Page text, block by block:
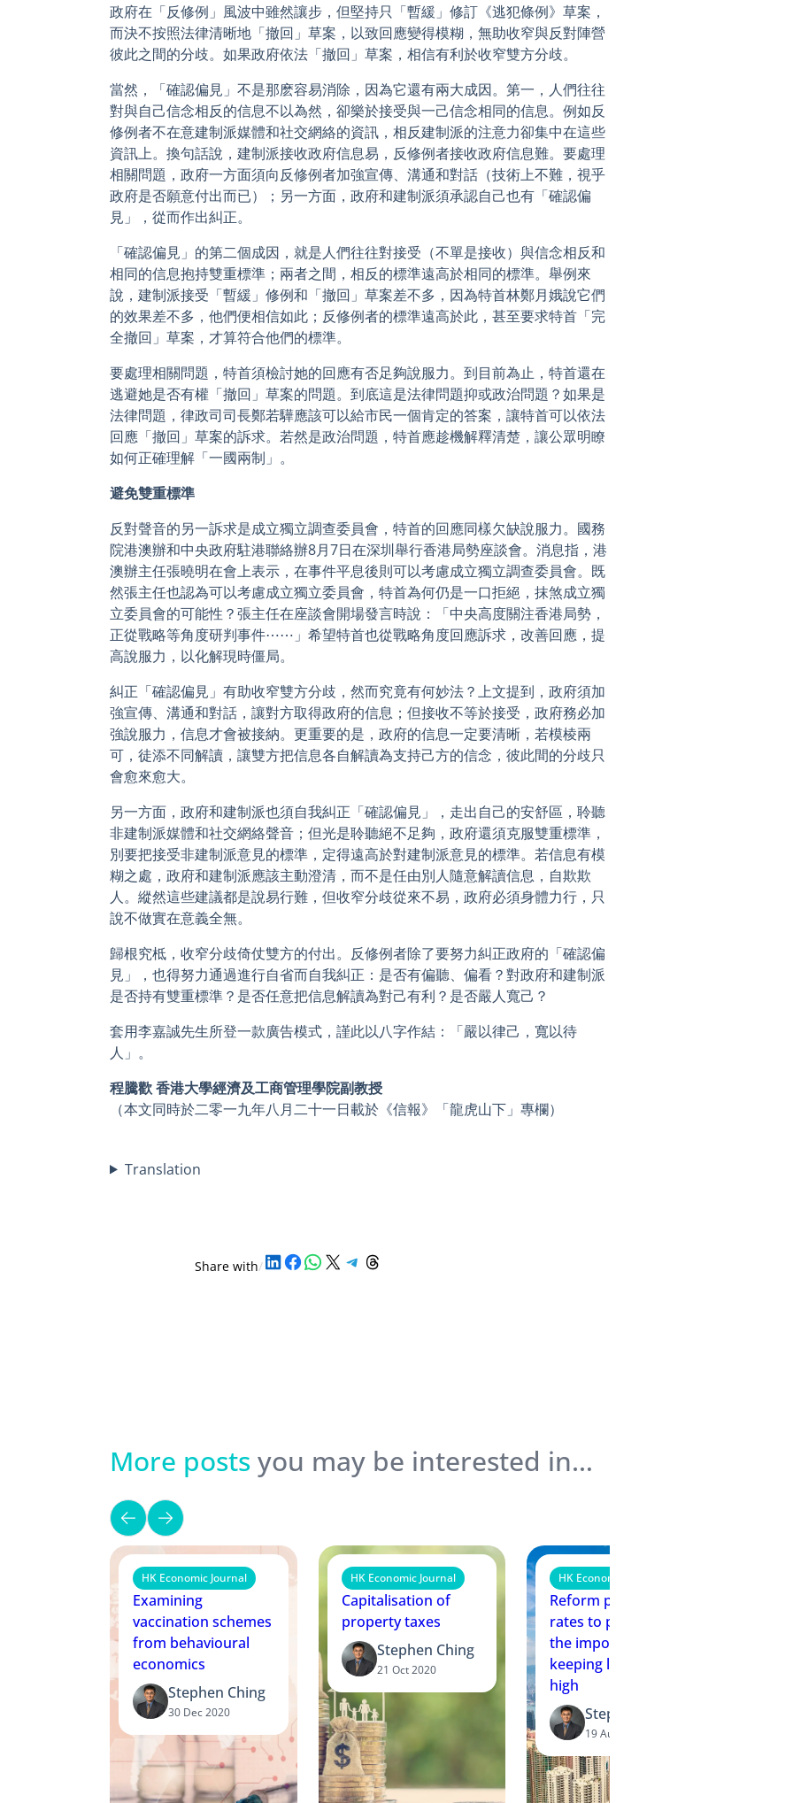
政府在「反修例」風波中雖然讓步，但堅持只「暫緩」修訂《逃犯條例》草案，
而決不按照法律清晰地「撤回」草案，以致回應變得模糊，無助收窄與反對陣營
彼此之間的分歧。如果政府依法「撤回」草案，相信有利於收窄雙方分歧。
當然，「確認偏見」不是那麽容易消除，因為它還有兩大成因。第一，人們往往
對與自己信念相反的信息不以為然，卻樂於接受與一己信念相同的信息。例如反
修例者不在意建制派媒體和社交網絡的資訊，相反建制派的注意力卻集中在這些
資訊上。換句話說，建制派接收政府信息易，反修例者接收政府信息難。要處理
相關問題，政府一方面須向反修例者加強宣傳、溝通和對話（技術上不難，視乎
政府是否願意付出而已）；另一方面，政府和建制派須承認自己也有「確認偏
見」，從而作出糾正。
「確認偏見」的第二個成因，就是人們往往對接受（不單是接收）與信念相反和
相同的信息抱持雙重標準；兩者之間，相反的標準遠高於相同的標準。舉例來
說，建制派接受「暫緩」修例和「撤回」草案差不多，因為特首林鄭月娥說它們
的效果差不多，他們便相信如此；反修例者的標準遠高於此，甚至要求特首「完
全撤回」草案，才算符合他們的標準。
要處理相關問題，特首須檢討她的回應有否足夠說服力。到目前為止，特首還在
逃避她是否有權「撤回」草案的問題。到底這是法律問題抑或政治問題？如果是
法律問題，律政司司長鄭若驊應該可以給市民一個肯定的答案，讓特首可以依法
回應「撤回」草案的訴求。若然是政治問題，特首應趁機解釋清楚，讓公眾明瞭
如何正確理解「一國兩制」。
避免雙重標準
反對聲音的另一訴求是成立獨立調查委員會，特首的回應同樣欠缺說服力。國務
院港澳辦和中央政府駐港聯絡辦8月7日在深圳舉行香港局勢座談會。消息指，港
澳辦主任張曉明在會上表示，在事件平息後則可以考慮成立獨立調查委員會。既
然張主任也認為可以考慮成立獨立委員會，特首為何仍是一口拒絕，抹煞成立獨
立委員會的可能性？張主任在座談會開場發言時說：「中央高度關注香港局勢，
正從戰略等角度研判事件⋯⋯」希望特首也從戰略角度回應訴求，改善回應，提
高說服力，以化解現時僵局。
糾正「確認偏見」有助收窄雙方分歧，然而究竟有何妙法？上文提到，政府須加
強宣傳、溝通和對話，讓對方取得政府的信息；但接收不等於接受，政府務必加
強說服力，信息才會被接納。更重要的是，政府的信息一定要清晰，若模棱兩
可，徒添不同解讀，讓雙方把信息各自解讀為支持己方的信念，彼此間的分歧只
會愈來愈大。
另一方面，政府和建制派也須自我糾正「確認偏見」，走出自己的安舒區，聆聽
非建制派媒體和社交網絡聲音；但光是聆聽絕不足夠，政府還須克服雙重標準，
別要把接受非建制派意見的標準，定得遠高於對建制派意見的標準。若信息有模
糊之處，政府和建制派應該主動澄清，而不是任由別人隨意解讀信息，自欺欺
人。縱然這些建議都是說易行難，但收窄分歧從來不易，政府必須身體力行，只
說不做實在意義全無。
歸根究柢，收窄分歧倚仗雙方的付出。反修例者除了要努力糾正政府的「確認偏
見」，也得努力通過進行自省而自我糾正：是否有偏聽、偏看？對政府和建制派
是否持有雙重標準？是否任意把信息解讀為對己有利？是否嚴人寬己？
套用李嘉誠先生所登一款廣告模式，謹此以八字作結：「嚴以律己，寬以待
人」。
程騰歡 香港大學經濟及工商管理學院副教授
（本文同時於二零一九年八月二十一日載於《信報》「龍虎山下」專欄）
Translation
Share with/Share on LinkedIn Share on Facebook Share on WhatsApp Share on X Share on Telegram Share on Threads
More postsyou may be interested in…
HK Economic Journal
Examining
vaccination schemes
from behavioural
economics
Stephen Ching
30 Dec 2020
HK Economic Journal
Capitalisation of
property taxes
Stephen Ching
21 Oct 2020
HK Economic Journal
Reform property
rates to play down
the importance of
keeping land prices
high
Stephen Ching
19 Aug 2020